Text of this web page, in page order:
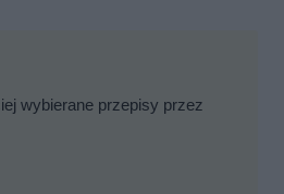
wybierane przepisy przez